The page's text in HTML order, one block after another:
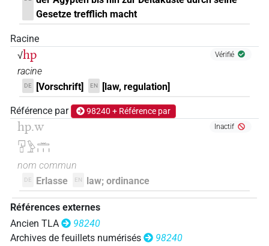
𓉔[]𓏛
𓉔𓄿[]
𓉔𓊪[] | 1× N.m:pl ( 1)
𓉔𓊪𓍼𓏏 | 1× N.m:sg ( 1)
𓉔𓊪𓏏𓍼𓏥
Gesetze trefflich macht
Racine
√hp Vérifié
racine
DE [Vorschrift] EN [law, regulation]
Référence par 98240 + Référence par
hp.w
𓉔𓊪𓅱𓏛𓏥
Inactif
nom commun
DE Erlasse EN law; ordinance
Références externes
Ancien TLA
98240
Archives de feuillets numérisés
98240